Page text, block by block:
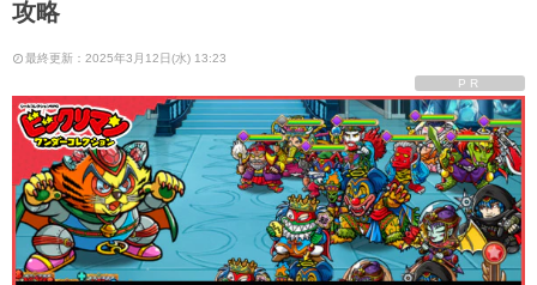
攻略
最終更新：2025年3月12日(水) 13:23
PR